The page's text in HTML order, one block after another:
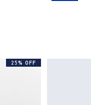
25% OFF